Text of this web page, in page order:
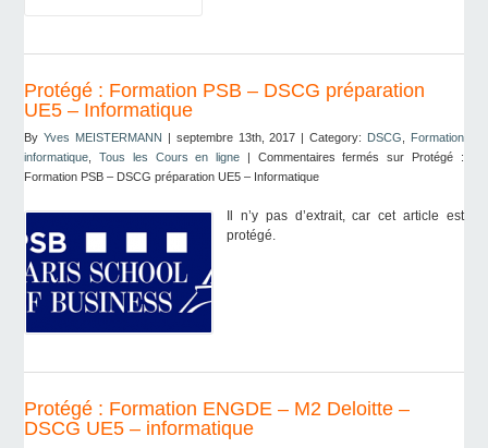
Protégé : Formation PSB – DSCG préparation
UE5 – Informatique
ByYves MEISTERMANN | septembre 13th, 2017 | Category: DSCG
Formation
informatique ,Tous les Cours en ligne | Commentaires fermés
sur Protégé :
Formation PSB – DSCG préparation UE5 – Informatique
Il n’y pas d’extrait, car cet article est
protégé.
Protégé : Formation ENGDE – M2 Deloitte –
DSCG UE5 – informatique